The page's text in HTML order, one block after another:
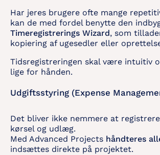
Har jeres brugere ofte mange
kan de med fordel benytte den
Timeregistrerings Wizard, som
kopiering af ugesedler eller
Tidsregistreringen skal være intuitiv
lige for hånden.
Udgiftsstyring (Expense
Det bliver ikke nemmere at
kørsel og udlæg.
Med Advanced Projects håndteres
indsættes direkte på projektet.